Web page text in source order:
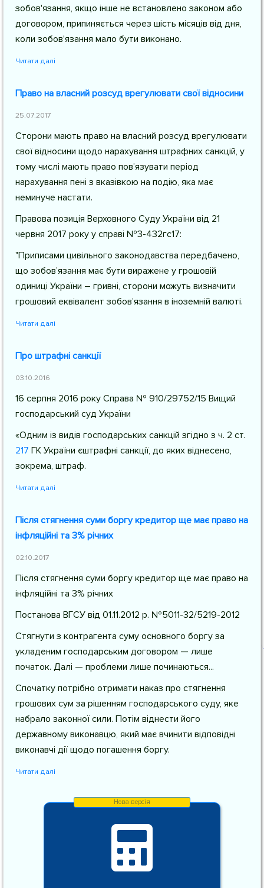
зобов'язання, якщо інше не встановлено законом або
договором, припиняється через шість місяців від дня,
коли зобов'язання мало бути виконано.
Читати далі
Право на власний розсуд врегулювати свої відносини
25.07.2017
Сторони мають право на власний розсуд врегулювати
свої відносини щодо нарахування штрафних санкцій, у
тому числі мають право пов’язувати період
нарахування пені з вказівкою на подію, яка має
неминуче настати.
Правова позиція Верховного Суду України від 21
червня 2017 року у справі №3-432гс17:
"Приписами цивільного законодавства передбачено,
що зобов’язання має бути виражене у грошовій
одиниці України – гривні, сторони можуть визначити
грошовий еквівалент зобов’язання в іноземній валюті.
Читати далі
Про штрафні санкції
03.10.2016
16 серпня 2016 року Справа № 910/29752/15 Вищий
господарський суд України
«Одним із видів господарських санкцій згідно з ч. 2 ст.
217 ГК України єштрафні санкції, до яких віднесено,
зокрема, штраф.
Читати далі
Після стягнення суми боргу кредитор ще має право на
інфляційні та 3% річних
02.10.2017
Після стягнення суми боргу кредитор ще має право на
інфляційні та 3% річних
Постанова ВГСУ від 01.11.2012 р. №5011-32/5219-2012
Стягнути з контрагента суму основного боргу за
укладеним господарським договором — лише
початок. Далі — проблеми лише починаються...
Спочатку потрібно отримати наказ про стягнення
грошових сум за рішенням господарського суду, яке
набрало законної сили. Потім віднести його
державному виконавцю, який має вчинити відповідні
виконавчі дії щодо погашення боргу.
Читати далі